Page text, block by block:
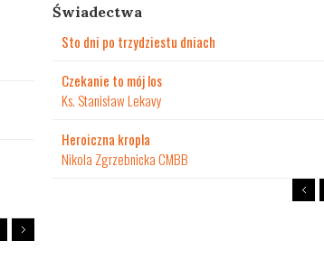
Świadectwa
Sto dni po trzydziestu dniach
Czekanie to mój los
Ks. Stanisław Lekavy
Heroiczna kropla
Nikola Zgrzebnicka CMBB